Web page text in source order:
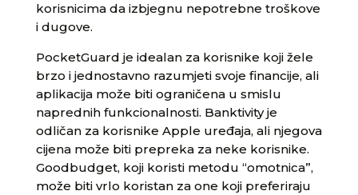
korisnicima da izbjegnu nepotrebne troškove
i dugove.
PocketGuard je idealan za korisnike koji žele
brzo i jednostavno razumjeti svoje financije, ali
aplikacija može biti ograničena u smislu
naprednih funkcionalnosti. Banktivity je
odličan za korisnike Apple uređaja, ali njegova
cijena može biti prepreka za neke korisnike.
Goodbudget, koji koristi metodu “omotnica”,
može biti vrlo koristan za one koji preferiraju